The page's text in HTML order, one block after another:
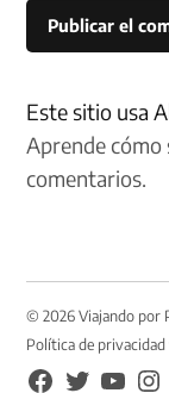
Este sitio usa
Aprende cómo
comentarios.
© 2026 Viajando por
Política de
FB
TW YouTube